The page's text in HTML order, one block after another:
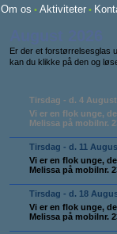
Om os • Aktiviteter •
Er der et forstørrelsesglas
kan du klikke på den og
Tirsdag - d. 4 August
Vi er en flok unge,
Melissa på mobilnr.
Tirsdag - d. 11
Vi er en flok unge,
Melissa på mobilnr.
Tirsdag - d. 18
Vi er en flok unge,
Melissa på mobilnr.